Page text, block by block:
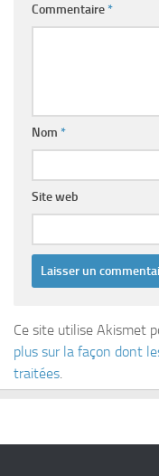
Commentaire*
Nom *
Site web
Ce site utilise Akismet
plus sur la façon dont
traitées